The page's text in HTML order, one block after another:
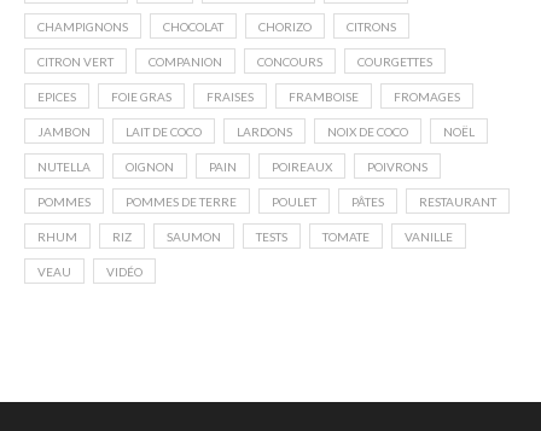
CHAMPIGNONS CHOCOLAT CHORIZO CITRONS
CITRON VERT COMPANION CONCOURS COURGETTES
EPICES FOIE GRAS FRAISES FRAMBOISE FROMAGES
JAMBON LAIT DE COCO LARDONS NOIX DE COCO NOËL
NUTELLA OIGNON PAIN POIREAUX POIVRONS
POMMES POMMES DE TERRE POULET PÂTES RESTAURANT
RHUM RIZ SAUMON TESTS TOMATE VANILLE
VEAU VIDÉO